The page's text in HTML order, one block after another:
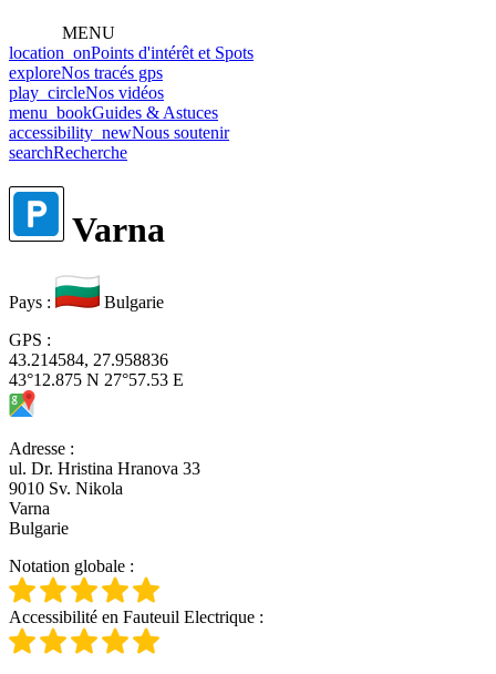
MENU
location_onPoints d'intérêt et Spots
exploreNos tracés gps
play_circleNos vidéos
menu_bookGuides & Astuces
accessibility_newNous soutenir
searchRecherche
Varna
Pays :
Bulgarie
GPS :
43.214584, 27.958836
43°12.875 N 27°57.53 E
Adresse :
ul. Dr. Hristina Hranova 33
9010 Sv. Nikola
Varna
Bulgarie
Notation globale :
Accessibilité en Fauteuil Electrique :